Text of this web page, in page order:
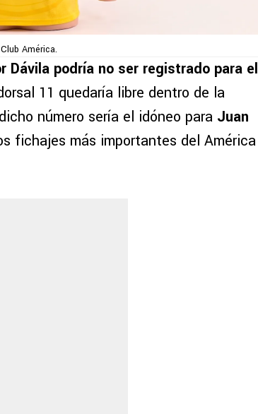
América.
Dávila podría no ser registrado para el
11 quedaría libre dentro de la
número sería el idóneo para Juan
fichajes más importantes del América